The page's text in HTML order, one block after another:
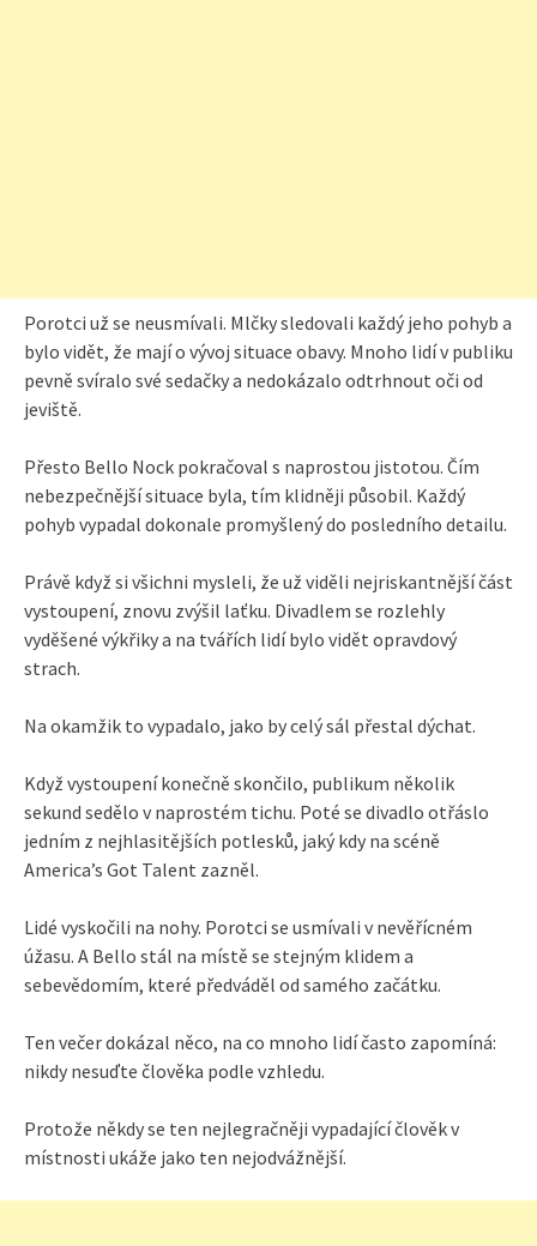
Porotci už se neusmívali. Mlčky sledovali každý jeho pohyb a
bylo vidět, že mají o vývoj situace obavy. Mnoho lidí v publiku
pevně svíralo své sedačky a nedokázalo odtrhnout oči od
jeviště.
Přesto Bello Nock pokračoval s naprostou jistotou. Čím
nebezpečnější situace byla, tím klidněji působil. Každý
pohyb vypadal dokonale promyšlený do posledního detailu.
Právě když si všichni mysleli, že už viděli nejriskantnější část
vystoupení, znovu zvýšil laťku. Divadlem se rozlehly
vyděšené výkřiky a na tvářích lidí bylo vidět opravdový
strach.
Na okamžik to vypadalo, jako by celý sál přestal dýchat.
Když vystoupení konečně skončilo, publikum několik
sekund sedělo v naprostém tichu. Poté se divadlo otřáslo
jedním z nejhlasitějších potlesků, jaký kdy na scéně
America’s Got Talent zazněl.
Lidé vyskočili na nohy. Porotci se usmívali v nevěřícném
úžasu. A Bello stál na místě se stejným klidem a
sebevědomím, které předváděl od samého začátku.
Ten večer dokázal něco, na co mnoho lidí často zapomíná:
nikdy nesuďte člověka podle vzhledu.
Protože někdy se ten nejlegračněji vypadající člověk v
místnosti ukáže jako ten nejodvážnější.